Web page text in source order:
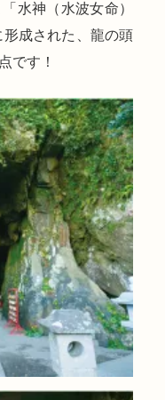
水神（水波女命）
成された、龍の頭
です！